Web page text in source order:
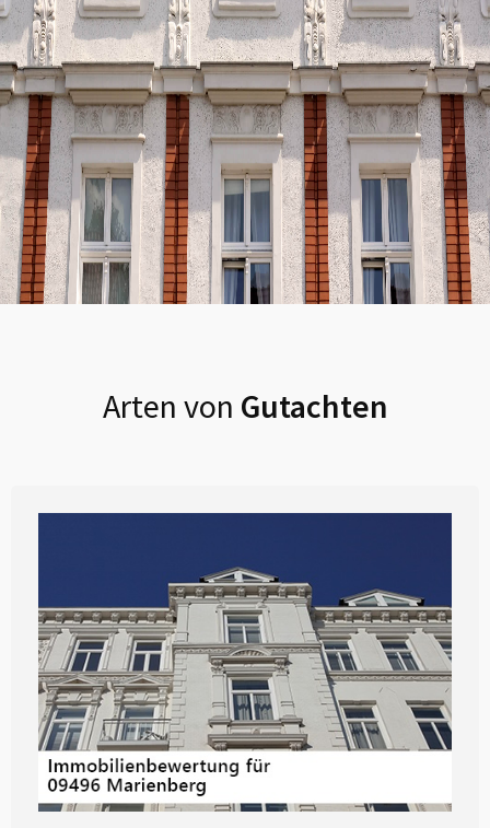
Arten von Gutachten